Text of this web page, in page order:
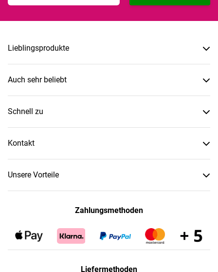
Lieblingsprodukte
Auch sehr beliebt
Schnell zu
Kontakt
Unsere Vorteile
Zahlungsmethoden
Liefermethoden